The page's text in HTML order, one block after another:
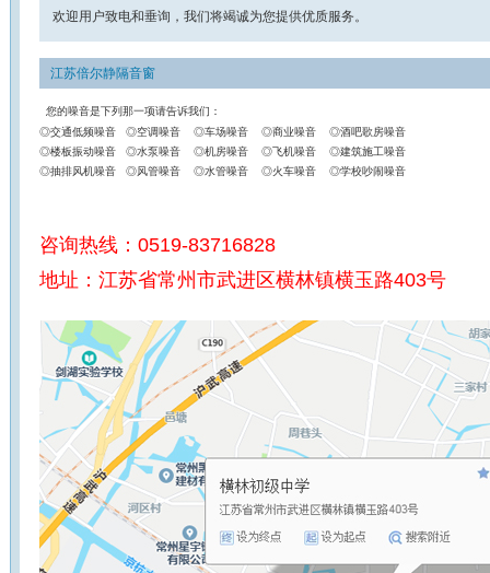
欢迎用户致电和垂询，我们将竭诚为您提供优质服务。
江苏倍尔静隔音窗
您的噪音是下列那一项请告诉我们：
◎交通低频噪音 ◎空调噪音 ◎车场噪音 ◎商业噪音 ◎酒吧歌房噪音
◎楼板振动噪音 ◎水泵噪音 ◎机房噪音 ◎飞机噪音 ◎建筑施工噪音
◎抽排风机噪音 ◎风管噪音 ◎水管噪音 ◎火车噪音 ◎学校吵闹噪音
咨询热线： 0519-83716828
地址： 江苏省常州市武进区横林镇横玉路403号